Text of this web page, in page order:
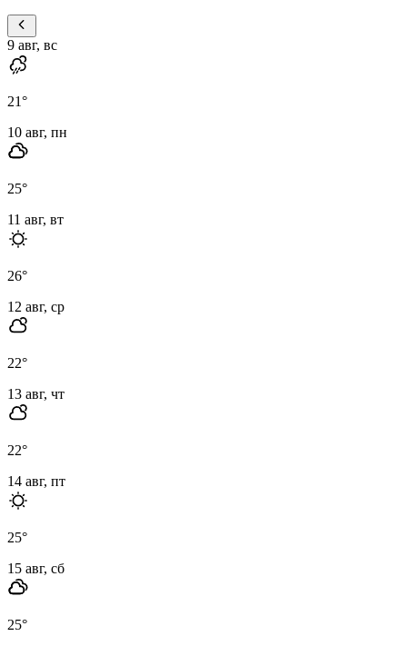
9 авг, вс
21°
10 авг, пн
25°
11 авг, вт
26°
12 авг, ср
22°
13 авг, чт
22°
14 авг, пт
25°
15 авг, сб
25°